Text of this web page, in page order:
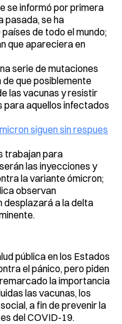
se informó por primera
pasada, se ha
de todo el mundo;
que apareciera en
serie de mutaciones
que posiblemente
las vacunas y resistir
aquellos infectados
siguen sin respues
trabajan para
las inyecciones y
la variante ómicron;
observan
desplazará a la delta
pública en los Estados
el pánico, pero piden
la importancia
las vacunas, los
a fin de prevenir la
del COVID-19.